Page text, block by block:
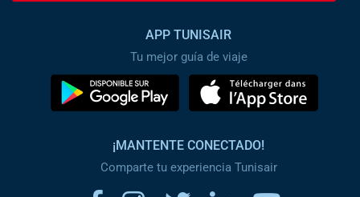
APP TUNISAIR
Tu mejor guía de viaje
¡MANTENTE CONECTADO!
Comparte tu experiencia Tunisair